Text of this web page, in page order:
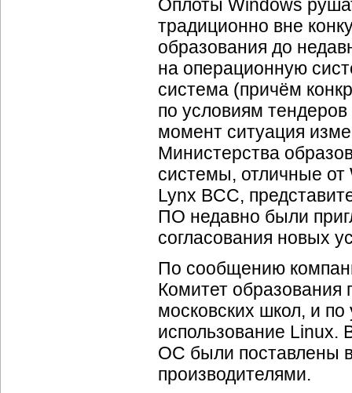
Оплоты Windows
традиционно вне
образования до
на операционную
система (причём
по условиям
момент ситуация
Министерства
системы, отличные от
Lynx BCC,
ПО недавно были
согласования новых
По сообщению
Комитет образования
московских школ, и
использование Linux.
ОС были поставлены
производителями.